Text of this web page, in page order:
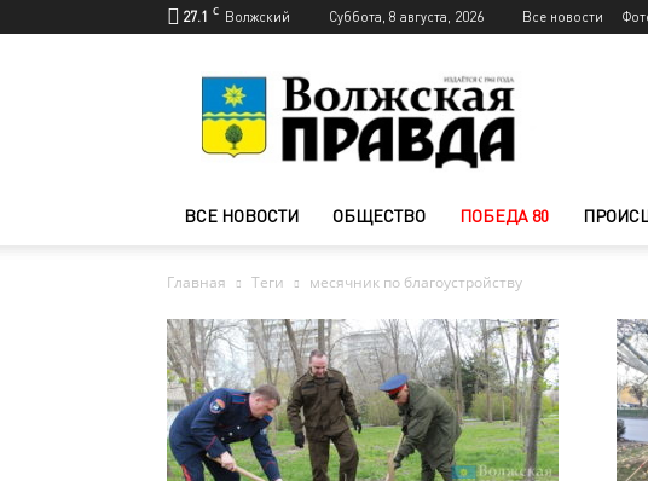
27.1 C Волжский Суббота, 8 августа, 2026 Все новости
Волжского
—
Волжская
ВСЕ НОВОСТИ ОБЩЕСТВО ПОБЕДА 80
Главная Теги месячник по благоустройству